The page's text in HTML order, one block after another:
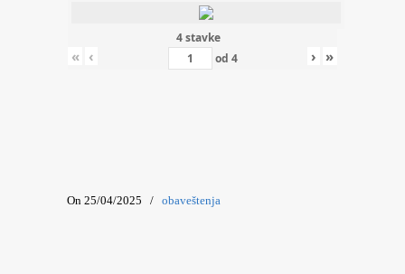
4 stavke
« ‹ od 4 › »
On 25/04/2025 / obaveštenja